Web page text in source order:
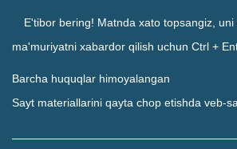
E'tibor bering! Matnda xato topsangiz, uni
ma'muriyatni xabardor qilish uchun Ctrl +
Barcha huquqlar himoyalangan
Sayt materiallarini qayta chop etishda veb-